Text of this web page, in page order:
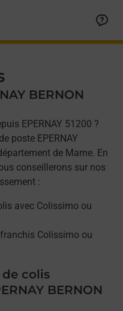
BERNON
EPERNAY 51200 ?
poste EPERNAY
de Marne. En
conseillerons sur nos
:
avec Colissimo ou
Colissimo ou
colis
BERNON